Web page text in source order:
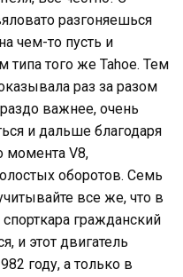
разгоняешься
чем-то пусть и
того же Tahoe. Тем
раз за разом
важнее, очень
и дальше благодаря
момента V8,
оборотов. Семь
все же, что в
гражданский
и этот двигатель
году, а только в